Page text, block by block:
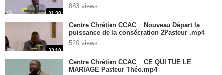
31:30
883 views
33:10
Centre Chrétien CCAC _ Nouveau Départ la
puissance de la consécration 2Pasteur .mp4
520 views
Centre Chrétien CCAC _ CE QUI TUE LE
MARIAGE Pasteur Théo.mp4